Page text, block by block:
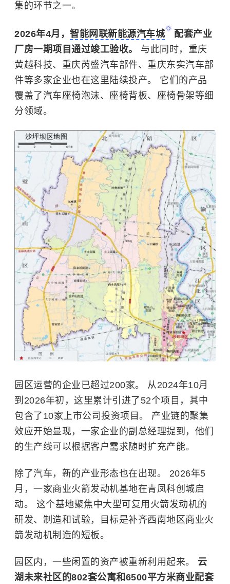
集的环节之一。
2026年4月， 智能网联新能源汽车城
配套产业
厂房一期项目通过竣工验收。 与此同时，重庆
黄越科技、重庆芮盛汽车部件、重庆东实汽车部
件等多家企业也在这里陆续投产。 它们的产品
覆盖了汽车座椅泡沫、座椅背板、座椅骨架等细
分领域。
园区运营的企业已超过200家。 从2024年10月
到2026年初，这里累计引进了52个项目，其中
包含了10家上市公司投资项目。 产业链的聚集
效应开始显现，一家企业的副总经理提到，他们
的生产线可以根据客户需求随时扩充产能。
除了汽车，新的产业形态也在出现。 2026年5
月，一家商业火箭发动机基地在青凤科创城启
动。 这个基地聚焦中大型可复用火箭发动机的
研发、制造和试验，目标是补齐西南地区商业火
箭发动机制造的短板。
园区内，一些闲置的资产被重新利用起来。 云
湖未来社区的802套公寓和6500平方米商业配套